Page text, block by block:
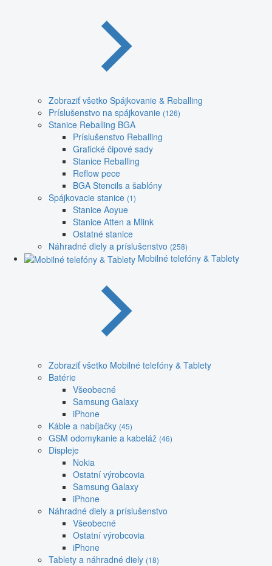
Zobraziť všetko Spájkovanie & Reballing
Príslušenstvo na spájkovanie (126)
Stanice Reballing BGA
Príslušenstvo Reballing
Grafické čipové sady
Stanice Reballing
Reflow pece
BGA Stencils a šablóny
Spájkovacie stanice (1)
Stanice Aoyue
Stanice Atten a Mlink
Ostatné stanice
Náhradné diely a príslušenstvo (258)
Mobilné telefóny & Tablety
Zobraziť všetko Mobilné telefóny & Tablety
Batérie
Všeobecné
Samsung Galaxy
iPhone
Káble a nabíjačky (45)
GSM odomykanie a kabeláž (46)
Displeje
Nokia
Ostatní výrobcovia
Samsung Galaxy
iPhone
Náhradné diely a príslušenstvo
Všeobecné
Ostatní výrobcovia
iPhone
Tablety a náhradné diely (18)